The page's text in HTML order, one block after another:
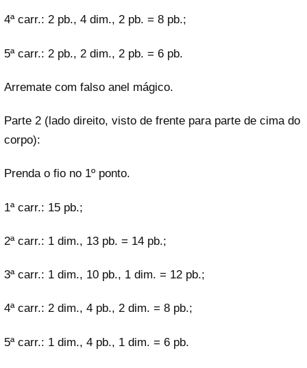
4ª carr.: 2 pb., 4 dim., 2 pb. = 8 pb.;
5ª carr.: 2 pb., 2 dim., 2 pb. = 6 pb.
Arremate com falso anel mágico.
Parte 2 (lado direito, visto de frente para parte de cima do
corpo):
Prenda o fio no 1º ponto.
1ª carr.: 15 pb.;
2ª carr.: 1 dim., 13 pb. = 14 pb.;
3ª carr.: 1 dim., 10 pb., 1 dim. = 12 pb.;
4ª carr.: 2 dim., 4 pb., 2 dim. = 8 pb.;
5ª carr.: 1 dim., 4 pb., 1 dim. = 6 pb.